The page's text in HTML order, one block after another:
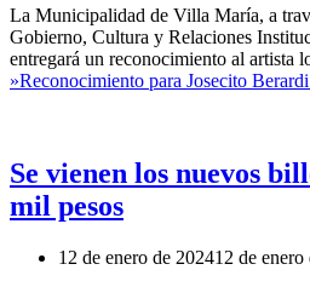
La Municipalidad de Villa María, a
Gobierno, Cultura y Relaciones
entregará un reconocimiento al artista
»Reconocimiento para Josecito
Se vienen los nuevos
mil pesos
12 de enero de 202412 de enero